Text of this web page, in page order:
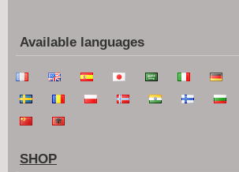
Available languages
SHOP